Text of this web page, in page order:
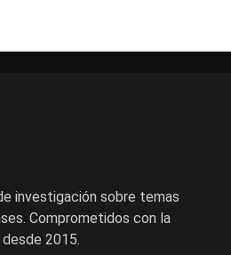
investigación sobre temas
Comprometidos con la
2015.